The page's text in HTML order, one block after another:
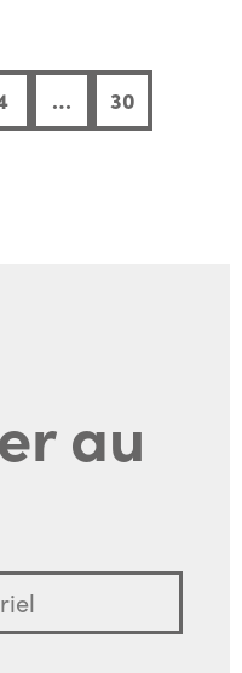
… 30
au